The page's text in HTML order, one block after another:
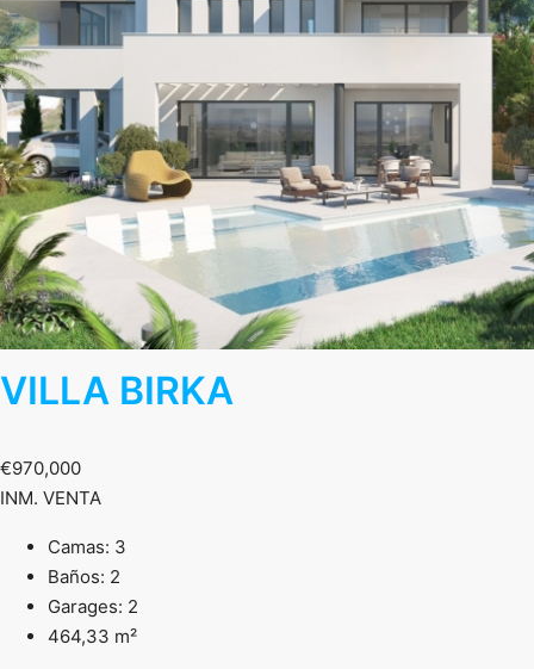
VILLA BIRKA
€970,000
INM. VENTA
Camas: 3
Baños: 2
Garages: 2
464,33 m²